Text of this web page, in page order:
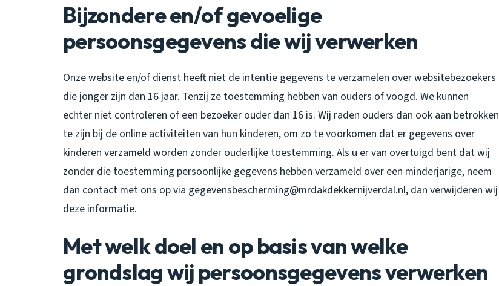
Bijzondere en/of gevoelige
persoonsgegevens die wij verwerken
Onze website en/of dienst heeft niet de intentie gegevens te verzamelen over websitebezoekers
die jonger zijn dan 16 jaar. Tenzij ze toestemming hebben van ouders of voogd. We kunnen
echter niet controleren of een bezoeker ouder dan 16 is. Wij raden ouders dan ook aan betrokken
te zijn bij de online activiteiten van hun kinderen, om zo te voorkomen dat er gegevens over
kinderen verzameld worden zonder ouderlijke toestemming. Als u er van overtuigd bent dat wij
zonder die toestemming persoonlijke gegevens hebben verzameld over een minderjarige, neem
dan contact met ons op via gegevensbescherming@mrdakdekkernijverdal.nl, dan verwijderen wij
deze informatie.
Met welk doel en op basis van welke
grondslag wij persoonsgegevens verwerken